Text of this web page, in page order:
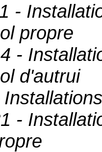
-
propre
-
d'autrui
-